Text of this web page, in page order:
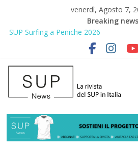
venerdì, Agosto 7,
Breaking
SUP Surfing a Peniche 2026
AirSUP a Gallico: prima storica gara
Gallico Paddle Fest 2026: sul
del SUP
Porto Selvaggio, a lezione di soccorso
prevenzione
2° Urban Sup Trophy: la regata solidale